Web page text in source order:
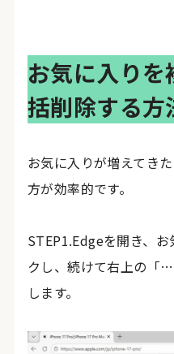
お気に入り
括削除する方
お気に入りが増えてき
方が効率的です。
STEP1.Edgeを開き、
クし、続けて右上の「
します。